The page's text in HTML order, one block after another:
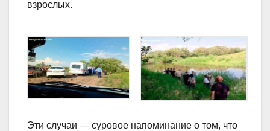
взрослых.
Эти случаи — суровое напоминание о том, что